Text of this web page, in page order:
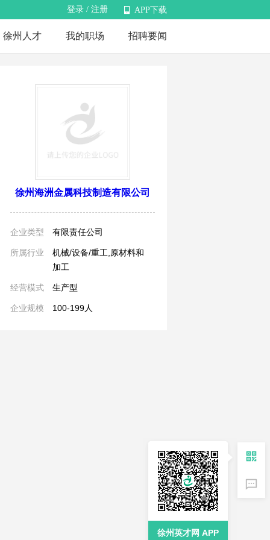
APP下载
APP下载
登录 / 注册
徐州人才 我的职场 招聘要闻
徐州海洲金属科技制造有限公司
企业类型 有限责任公司
所属行业
机械/设备/重工,原材料和
加工
经营模式 生产型
企业规模 100-199人
徐州英才网 APP